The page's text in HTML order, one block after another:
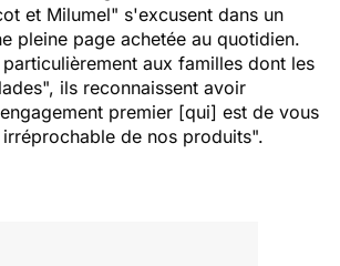
et Milumel" s'excusent dans un
pleine page achetée au quotidien.
aux familles dont les
ils reconnaissent avoir
premier [qui] est de vous
de nos produits".